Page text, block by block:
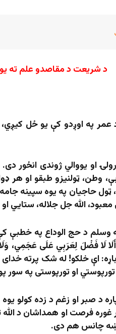
د شریعت د مقاصدو علم ته
په اوږدو کې یو ځل
او یووالي ژوندی انځور
وطن، ټولنیزو طبقو او هر
حاجیان په یوه سپینه
معبود، الله جل جلاله، ستايي
وسلم د حج الوداع په خطبې
لَا فَضْلَ لِعَرَبِي عَلَى عَجَمِي،
اې خلکو! له شک پرته
او تورپوستی په سور
د صبر او زغم د زده کولو
غوره فرصت او همداشان د
ښه چانس هم دی.